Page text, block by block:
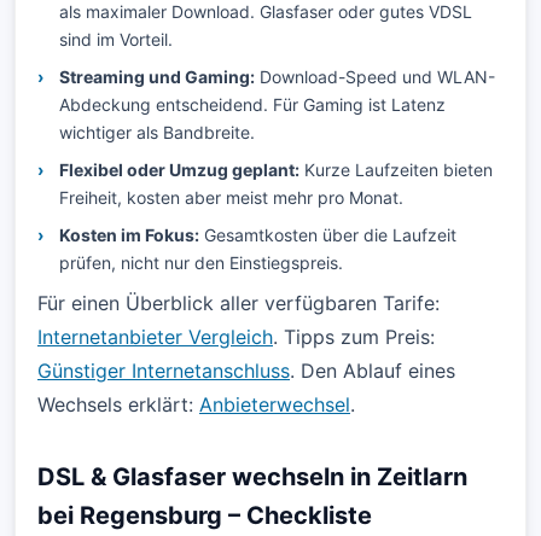
als maximaler Download. Glasfaser oder gutes VDSL
sind im Vorteil.
Streaming und Gaming: Download-Speed und WLAN-
Abdeckung entscheidend. Für Gaming ist Latenz
wichtiger als Bandbreite.
Flexibel oder Umzug geplant: Kurze Laufzeiten bieten
Freiheit, kosten aber meist mehr pro Monat.
Kosten im Fokus: Gesamtkosten über die Laufzeit
prüfen, nicht nur den Einstiegspreis.
Für einen Überblick aller verfügbaren Tarife:
Internetanbieter Vergleich. Tipps zum Preis:
Günstiger Internetanschluss. Den Ablauf eines
Wechsels erklärt: Anbieterwechsel.
DSL & Glasfaser wechseln in Zeitlarn
bei Regensburg – Checkliste